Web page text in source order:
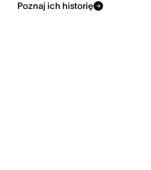
Poznaj ich historię